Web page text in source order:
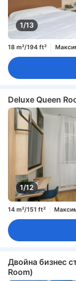
1/13
18 m²/194 ft²
Deluxe Queen
1/12
14 m²/151 ft²
Двойна бизнес
Room)